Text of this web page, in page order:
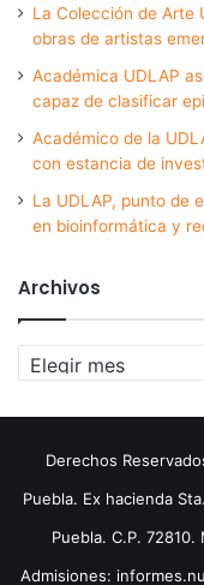
La Colección de Arte
obras de artistas
Académica UDLAP
capaz de clasificar
Académico de la
con estancia de
La UDLAP, punto de
en bioinformática y
Archivos
Archivos
Derechos
Puebla. Ex hacienda
Puebla. C.P.
Admisiones: